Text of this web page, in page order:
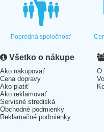
Popredná spoločnosť
Všetko o nákupe
Ako nakupovať
Cena dopravy
Ako platiť
Ako reklamovať
Servisné strediská
Obchodné podmienky
Reklamačné podmienky
O